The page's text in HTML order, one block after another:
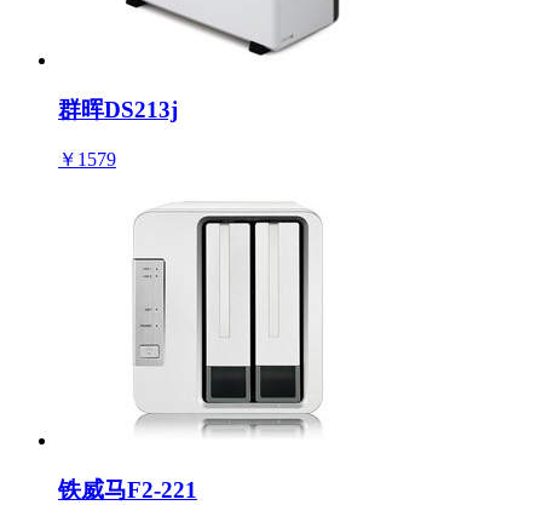
群晖DS213j
￥1579
铁威马F2-221